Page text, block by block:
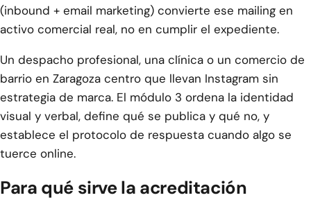
(inbound + email marketing) convierte ese mailing en
activo comercial real, no en cumplir el expediente.
Un despacho profesional, una clínica o un comercio de
barrio en Zaragoza centro que llevan Instagram sin
estrategia de marca. El módulo 3 ordena la identidad
visual y verbal, define qué se publica y qué no, y
establece el protocolo de respuesta cuando algo se
tuerce online.
Para qué sirve la acreditación